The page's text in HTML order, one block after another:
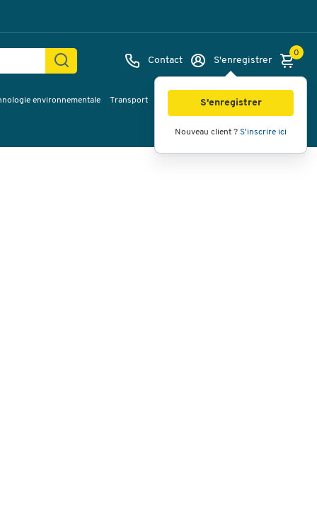
Contact S'enregistrer
S'enregistrer
Nouveau client ? S'inscrire ici
0
environnementale Transport Services & planification Inspiration
Images Vidéos Vue à 360